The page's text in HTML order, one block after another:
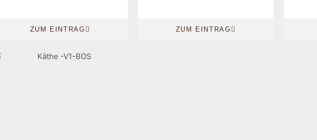
ZUM EINTRAG ZUM EINTRAG